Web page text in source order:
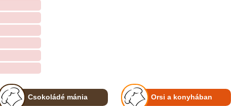
Csokoládé mánia Orsi a konyhában